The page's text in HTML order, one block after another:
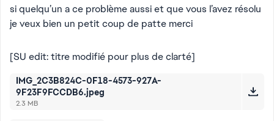
si quelqu’un a ce problème aussi et que vous l’avez résolu
je veux bien un petit coup de patte merci
[SU edit: titre modifié pour plus de clarté]
IMG_2C3B824C-0F18-4573-927A-
9F23F9FCCDB6.jpeg
2.3 MB